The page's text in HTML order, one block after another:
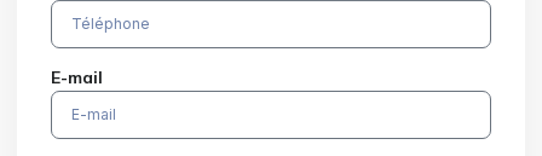
E-mail